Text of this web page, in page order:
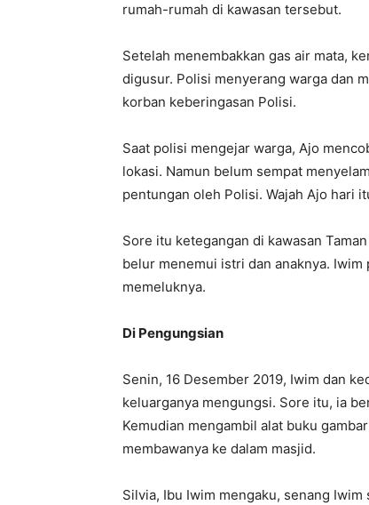
rumah-rumah di kawasan tersebut.
Setelah menembakkan gas air mata,
digusur. Polisi menyerang warga dan
korban keberingasan Polisi.
Saat polisi mengejar warga, Ajo
lokasi. Namun belum sempat
pentungan oleh Polisi. Wajah Ajo hari
Sore itu ketegangan di kawasan
belur menemui istri dan anaknya. Iwim
memeluknya.
Di Pengungsian
Senin, 16 Desember 2019, Iwim dan
keluarganya mengungsi. Sore itu, ia
Kemudian mengambil alat buku
membawanya ke dalam masjid.
Silvia, Ibu Iwim mengaku, senang